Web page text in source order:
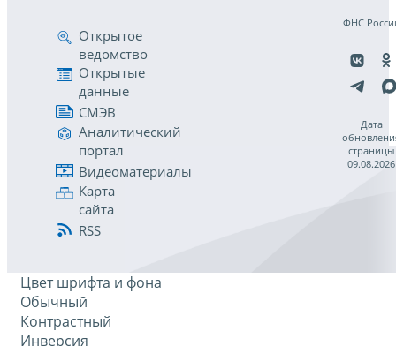
Открытое
ведомство
Открытые
данные
СМЭВ
Аналитический
портал
Видеоматериалы
Карта
сайта
RSS
ФНС
Дата
страницы
09.08.2026
Цвет шрифта и фона
Обычный
Контрастный
Инверсия